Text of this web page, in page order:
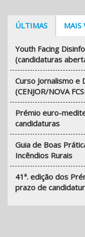
ÚLTIMAS MAIS
Youth Facing
(candidaturas
Curso Jornalismo
(CENJOR/NOVA
Prémio euro-
candidaturas
Guia de Boas
Incêndios Rurais
41ª. edição dos
prazo de